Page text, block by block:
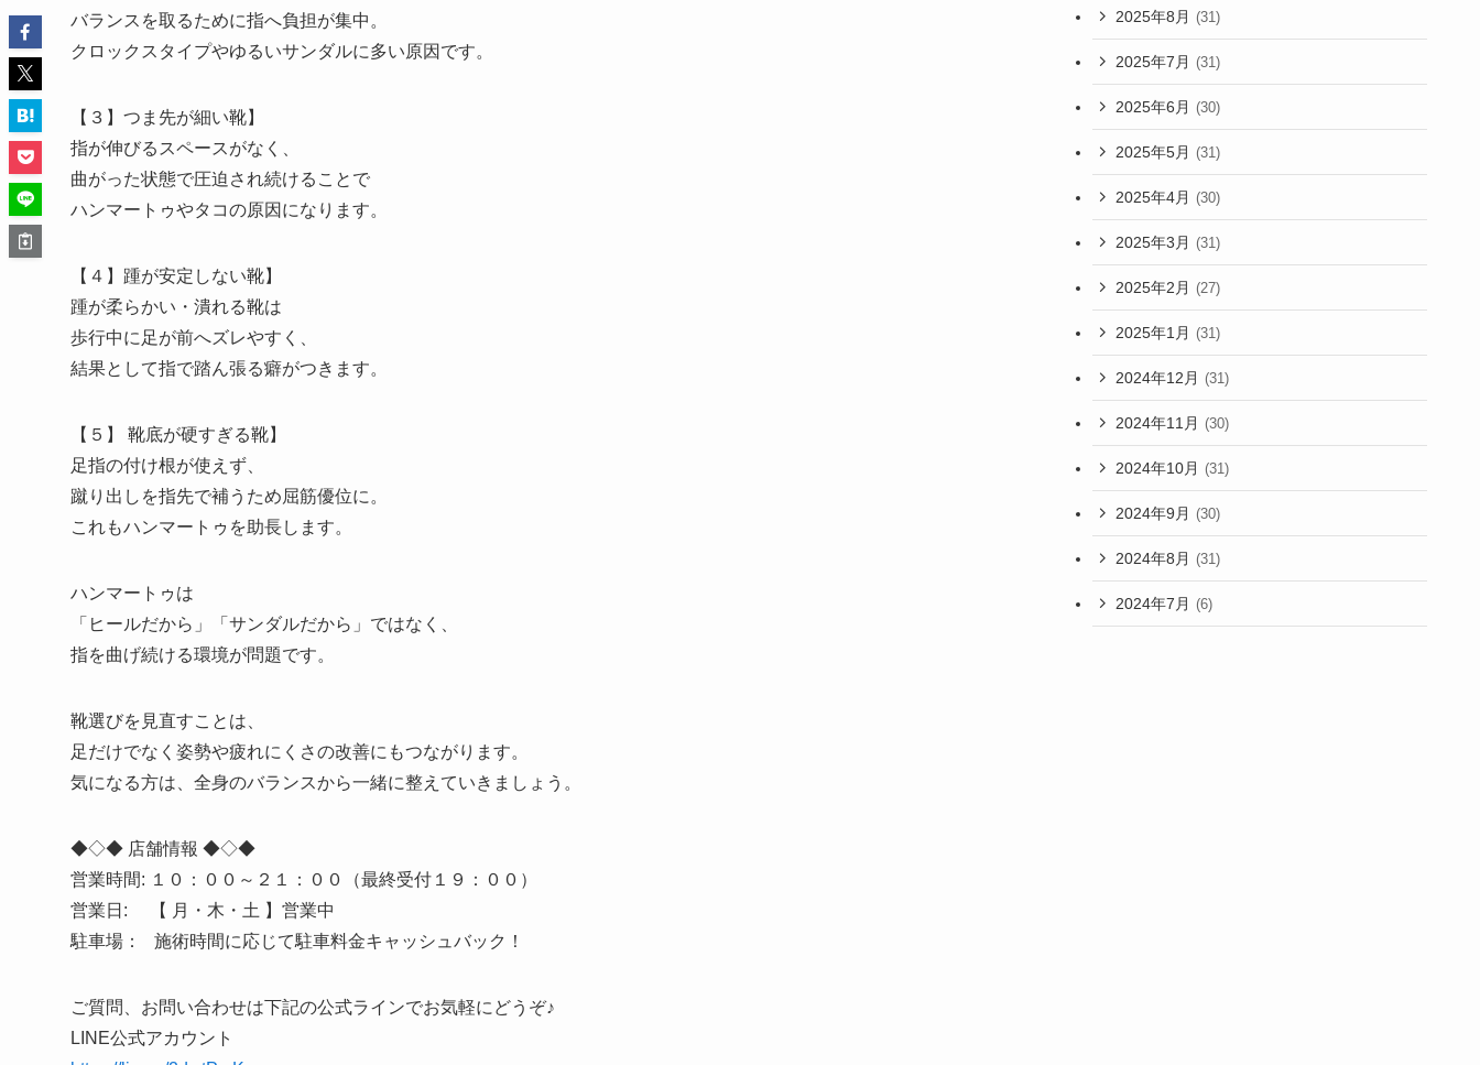
バランスを取るために指へ負担が集中。
クロックスタイプやゆるいサンダルに多い原因です。
【３】つま先が細い靴】
指が伸びるスペースがなく、
曲がった状態で圧迫され続けることで
ハンマートゥやタコの原因になります。
【４】踵が安定しない靴】
踵が柔らかい・潰れる靴は
歩行中に足が前へズレやすく、
結果として指で踏ん張る癖がつきます。
【５】 靴底が硬すぎる靴】
足指の付け根が使えず、
蹴り出しを指先で補うため屈筋優位に。
これもハンマートゥを助長します。
ハンマートゥは
「ヒールだから」「サンダルだから」ではなく、
指を曲げ続ける環境が問題です。
靴選びを見直すことは、
足だけでなく姿勢や疲れにくさの改善にもつながります。
気になる方は、全身のバランスから一緒に整えていきましょう。
◆◇◆ 店舗情報 ◆◇◆
営業時間: １０：００～２１：００（最終受付１９：００）
営業日: 【 月・木・土 】営業中
駐車場： 施術時間に応じて駐車料金キャッシュバック！
ご質問、お問い合わせは下記の公式ラインでお気軽にどうぞ♪
LINE公式アカウント
2025年8月 (31)
2025年7月 (31)
2025年6月 (30)
2025年5月 (31)
2025年4月 (30)
2025年3月 (31)
2025年2月 (27)
2025年1月 (31)
2024年12月 (31)
2024年11月 (30)
2024年10月 (31)
2024年9月 (30)
2024年8月 (31)
2024年7月 (6)